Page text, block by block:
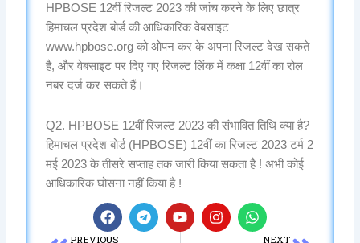
HPBOSE 12वीं रिजल्ट 2023 की जांच करने के लिए छात्र
हिमाचल प्रदेश बोर्ड की आधिकारिक वेबसाइट
www.hpbose.org को ओपन कर के अपना रिजल्ट देख सकते
है, और वेबसाइट पर दिए गए रिजल्ट लिंक में कक्षा 12वीं का रोल
नंबर दर्ज कर सकते हैं।
Q2. HPBOSE 12वीं रिजल्ट 2023 की संभावित तिथि क्या है?
हिमाचल प्रदेश बोर्ड (HPBOSE) 12वीं का रिजल्ट 2023 टर्म 2
मई 2023 के तीसरे सप्ताह तक जारी किया सकता है ! अभी कोई
आधिकारिक घोसना नहीं किया है !
F
a
T
e
Y
o
I
n
W
h
PREVIOUS NEXT